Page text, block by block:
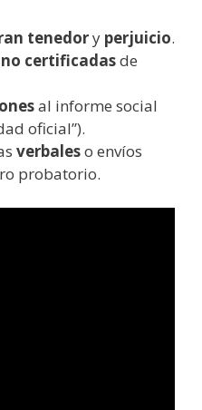
tenedory perjuicio.
certificadasde
al informe social
oficial”).
verbaleso envíos
probatorio.